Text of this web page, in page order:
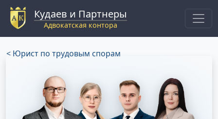
Кудаев и Партнеры
Адвокатская контора
< Юрист по трудовым спорам